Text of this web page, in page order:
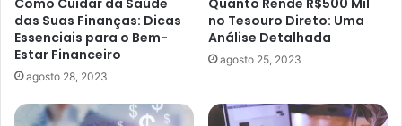
das Suas Finanças: Dicas
Essenciais para o Bem-
Estar Financeiro
agosto 28, 2023
no Tesouro Direto: Uma
Análise Detalhada
agosto 25, 2023